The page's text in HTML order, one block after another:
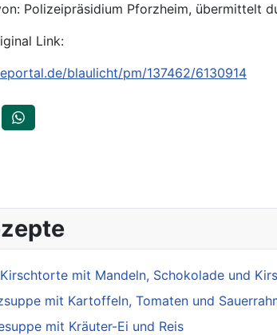
Polizeipräsidium Pforzheim, übermittelt
Link:
blaulicht/pm/137462/6130914
Pforzheim: (Enzkreis) Friolzheim -
mit Mandeln, Schokolade und
mit Kartoffeln, Tomaten und
mit Kräuter-Ei und Reis